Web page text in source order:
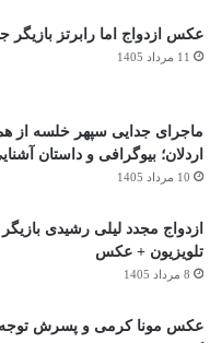
عکس ازدواج اما رابرتز بازیگر
11 مرداد 1405
ماجرای جدایی سپهر خلسه از
اردلان؛ بیوگرافی و داستان
10 مرداد 1405
ازدواج مجدد لیلی رشیدی
تلویزیون + عکس
8 مرداد 1405
عکس مونا کرمی و پسرش توجه